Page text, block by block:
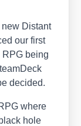
new Distant
our first
RPG being
deci­ded.
whe­re
hole